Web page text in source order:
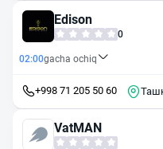
Edison
0
02:00gacha ochiq
+998 71 205 50 60
VatMAN